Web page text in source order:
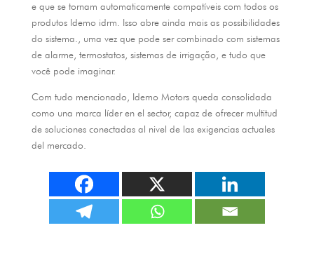
e que se tornam automaticamente compatíveis com todos os
produtos Idemo idrm. Isso abre ainda mais as possibilidades
do sistema., uma vez que pode ser combinado com sistemas
de alarme, termostatos, sistemas de irrigação, e tudo que
você pode imaginar.
Com tudo mencionado, Idemo Motors queda consolidada
como una marca líder en el sector, capaz de ofrecer multitud
de soluciones conectadas al nivel de las exigencias actuales
del mercado